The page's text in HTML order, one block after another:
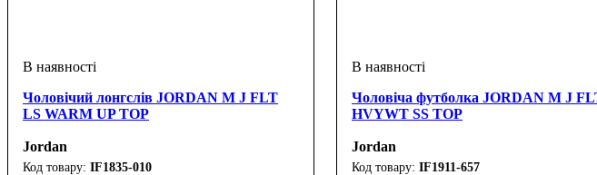
Чоловічий лонгслів JORDAN M J FLT
LS WARM UP TOP
Jordan
IF1835-010
Чоловіча футболка JORDAN M J
HVYWT SS TOP
Jordan
IF1911-657